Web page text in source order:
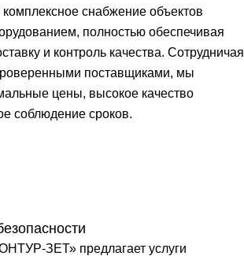
снабжение объектов
полностью обеспечивая
и контроль качества. Сотрудничая
поставщиками, мы
цены, высокое качество
соблюдение сроков.
ЗЕТ» предлагает услуги